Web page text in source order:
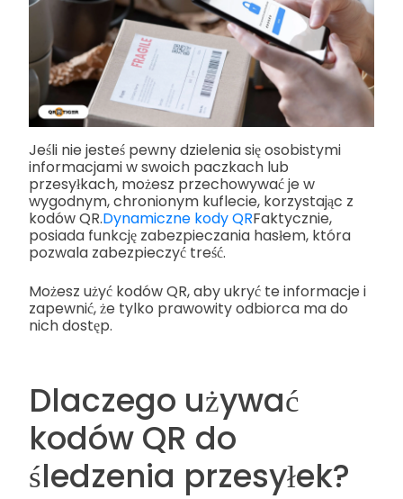
Jeśli nie jesteś pewny dzielenia się osobistymi
informacjami w swoich paczkach lub
przesyłkach, możesz przechowywać je w
wygodnym, chronionym kuflecie, korzystając z
kodów QR.Dynamiczne kody QRFaktycznie,
posiada funkcję zabezpieczania hasłem, która
pozwala zabezpieczyć treść.
Możesz użyć kodów QR, aby ukryć te informacje i
zapewnić, że tylko prawowity odbiorca ma do
nich dostęp.
Dlaczego używać
kodów QR do
śledzenia przesyłek?